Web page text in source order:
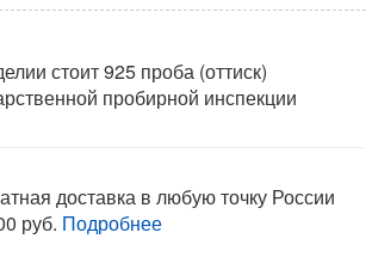
стоит 925 проба (оттиск)
пробирной инспекции
доставка в любую точку России
руб. Подробнее